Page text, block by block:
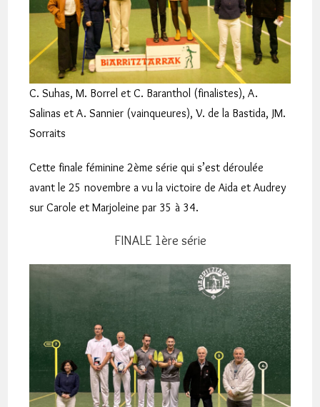
C. Suhas, M. Borrel et C. Baranthol (finalistes), A.
Salinas et A. Sannier (vainqueures), V. de la Bastida, JM.
Sorraits
Cette finale féminine 2ème série qui s’est déroulée
avant le 25 novembre a vu la victoire de Aida et Audrey
sur Carole et Marjoleine par 35 à 34.
FINALE 1ère série